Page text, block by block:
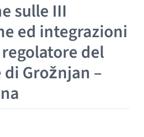
sulle III
ed integrazioni
del
Grožnjan –